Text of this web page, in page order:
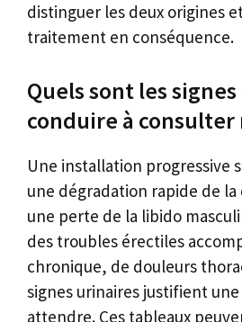
distinguer les deux origines
traitement en conséquence.
Quels sont les
conduire à
Une installation progressive
une dégradation rapide de
une perte de la libido
des troubles érectiles
chronique, de douleurs
signes urinaires justifient
attendre. Ces tableaux